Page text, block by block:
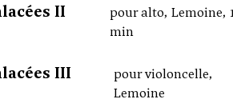
II
pour alto, Lemoine,
min
III
pour violoncelle,
Lemoine